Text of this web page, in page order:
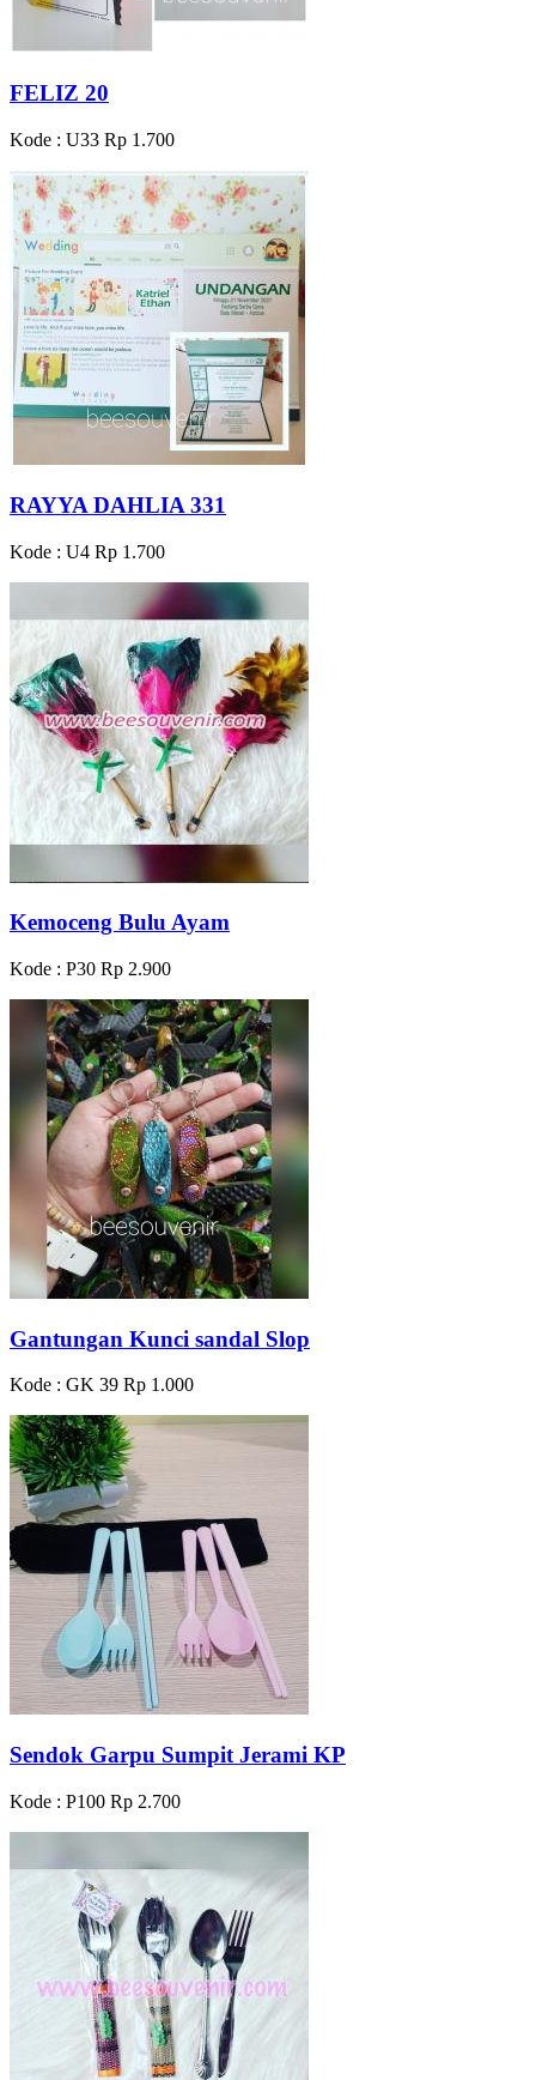
FELIZ 20
Kode : U33 Rp 1.700
RAYYA DAHLIA 331
Kode : U4 Rp 1.700
Kemoceng Bulu Ayam
Kode : P30 Rp 2.900
Gantungan Kunci sandal Slop
Kode : GK 39 Rp 1.000
Sendok Garpu Sumpit Jerami KP
Kode : P100 Rp 2.700